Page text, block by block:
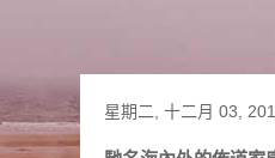
星期二, 十二月 03,